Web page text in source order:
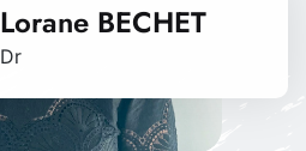
Lorane BECHET
Dr